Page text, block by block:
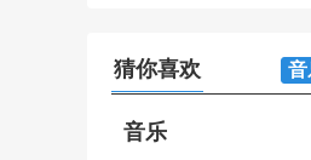
猜你喜欢 音
音乐